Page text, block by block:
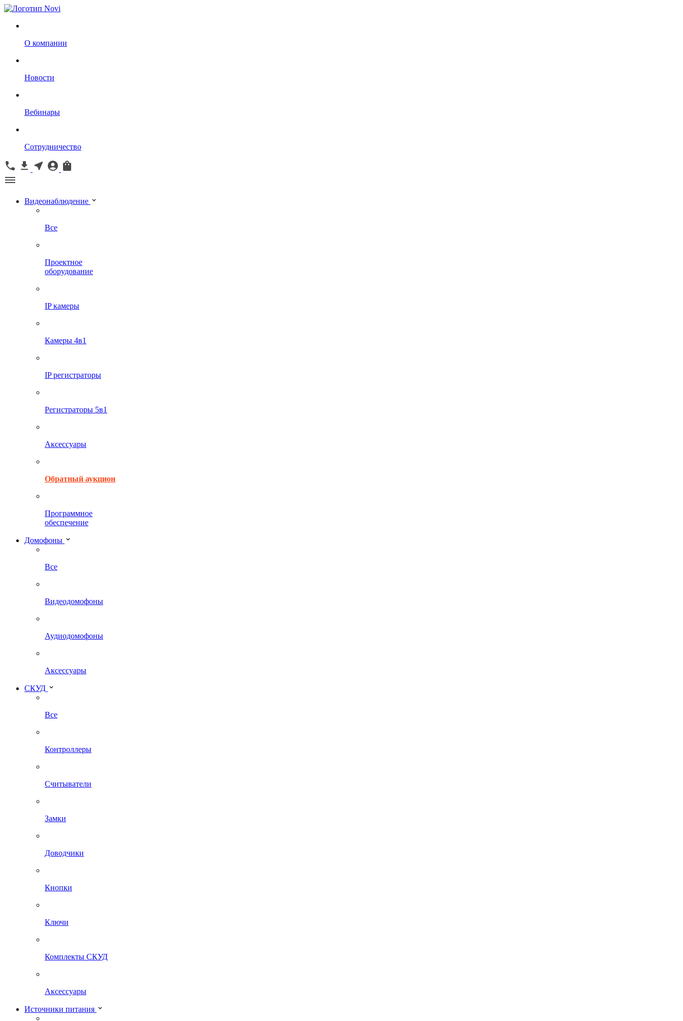
О компании
Новости
Вебинары
Сотрудничество
Видеонаблюдение
Все
Проектное
оборудование
IP камеры
Камеры 4в1
IP регистраторы
Регистраторы 5в1
Аксессуары
Обратный аукцион
Программное
обеспечение
Домофоны
Все
Видеодомофоны
Аудиодомофоны
Аксессуары
СКУД
Все
Контроллеры
Считыватели
Замки
Доводчики
Кнопки
Ключи
Комплекты СКУД
Аксессуары
Источники питания